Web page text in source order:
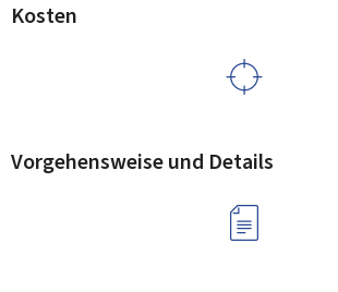
Kosten
Vorgehensweise und Details